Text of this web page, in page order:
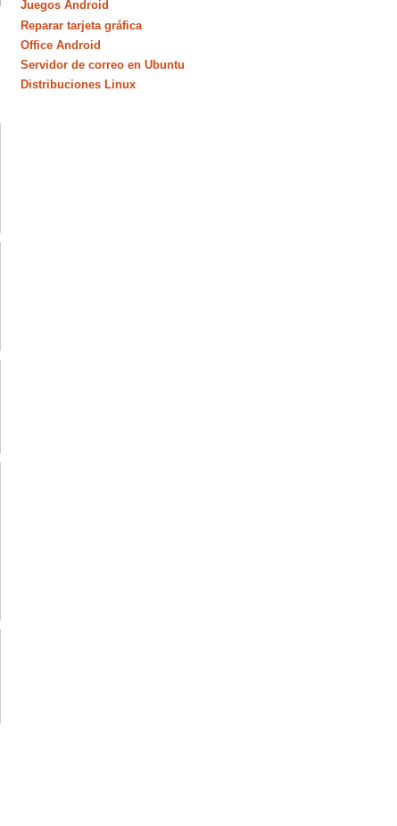
Juegos Android
Reparar tarjeta gráfica
Office Android
Servidor de correo en Ubuntu
Distribuciones Linux